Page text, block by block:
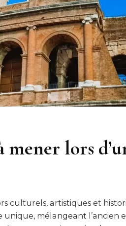
mener lors
culturels, artistiques et
mélangeant l’ancien